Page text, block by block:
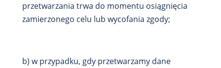
przetwarzania trwa do momentu osiągnięcia
zamierzonego celu lub wycofania zgody;
b) w przypadku, gdy przetwarzamy dane